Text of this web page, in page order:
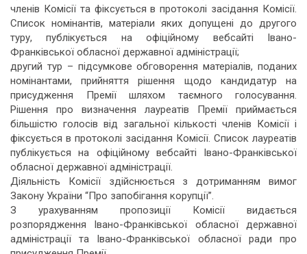
членів Комісії та фіксується в протоколі засідання Комісії.
Список номінантів, матеріали яких допущені до другого
туру, публікується на офіційному вебсайті Івано-
Франківської обласної державної адміністрації;
другий тур – підсумкове обговорення матеріалів, поданих
номінантами, прийняття рішення щодо кандидатур на
присудження Премії шляхом таємного голосування.
Рішення про визначення лауреатів Премії приймається
більшістю голосів від загальної кількості членів Комісії і
фіксується в протоколі засідання Комісії. Список лауреатів
публікується на офіційному вебсайті Івано-Франківської
обласної державної адміністрації.
Діяльність Комісії здійснюється з дотриманням вимог
Закону України “Про запобігання корупції”.
З урахуванням пропозиції Комісії видається
розпорядження Івано-Франківської обласної державної
адміністрації та Івано-Франківської обласної ради про